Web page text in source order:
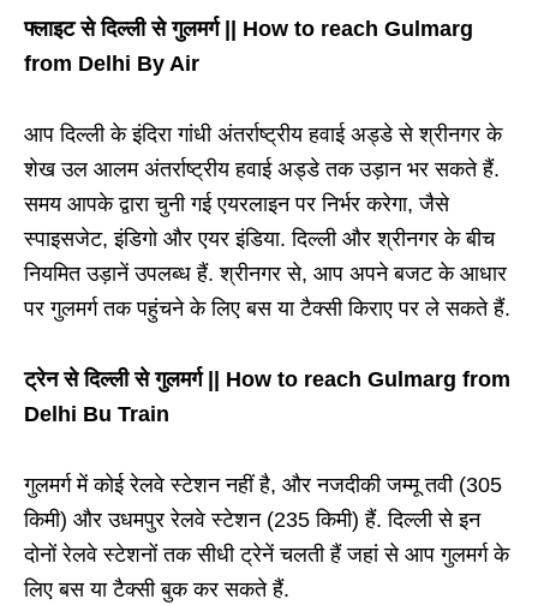
फ्लाइट से दिल्ली से गुलमर्ग || How to reach Gulmarg
from Delhi By Air
आप दिल्ली के इंदिरा गांधी अंतर्राष्ट्रीय हवाई अड्डे से श्रीनगर के
शेख उल आलम अंतर्राष्ट्रीय हवाई अड्डे तक उड़ान भर सकते हैं.
समय आपके द्वारा चुनी गई एयरलाइन पर निर्भर करेगा, जैसे
स्पाइसजेट, इंडिगो और एयर इंडिया. दिल्ली और श्रीनगर के बीच
नियमित उड़ानें उपलब्ध हैं. श्रीनगर से, आप अपने बजट के आधार
पर गुलमर्ग तक पहुंचने के लिए बस या टैक्सी किराए पर ले सकते हैं.
ट्रेन से दिल्ली से गुलमर्ग || How to reach Gulmarg from
Delhi Bu Train
गुलमर्ग में कोई रेलवे स्टेशन नहीं है, और नजदीकी जम्मू तवी (305
किमी) और उधमपुर रेलवे स्टेशन (235 किमी) हैं. दिल्ली से इन
दोनों रेलवे स्टेशनों तक सीधी ट्रेनें चलती हैं जहां से आप गुलमर्ग के
लिए बस या टैक्सी बुक कर सकते हैं.